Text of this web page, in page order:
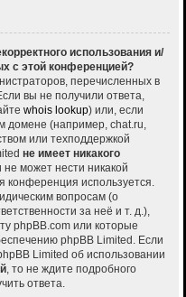
использования и/
с этой конференцией?
перечисленных в
вы не получили ответа,
whois lookup) или, если
домене (например, chat.ru,
или техподдержкой
не имеет никакого
не может нести никакой
конференция используется.
вопросам (о
за неё и т. д.),
phpBB.com или которые
phpBB Limited. Если
Limited об использовании
, то не ждите подробного
ответа.